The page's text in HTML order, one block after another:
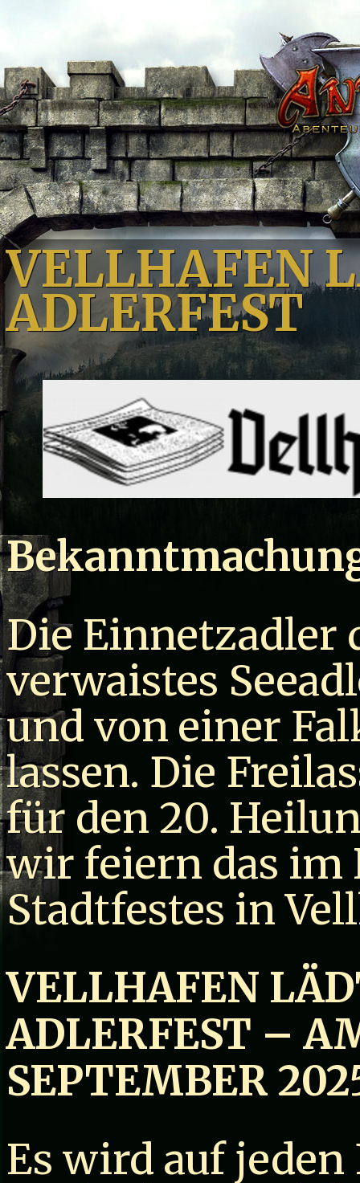
VELLHAFEN
ADLERFEST
Die Einnetzadler
verwaistes
und von einer
lassen. Die
für den 20.
wir feiern das im
Stadtfestes in
VELLHAFEN
ADLERFEST –
SEPTEMBER
Es wird auf